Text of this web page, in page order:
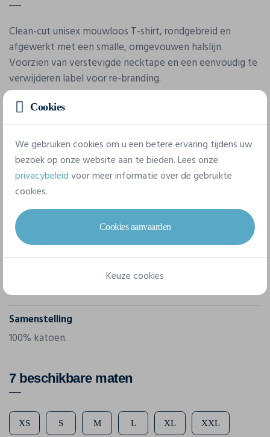
Clean-cut unisex mouwloos T-shirt, rondgebreid en
afgewerkt met een smalle, omgevouwen halslijn.
Voorzien van verstevigde necktape en een eenvoudig te
verwijderen label voor re-branding.
Eigenschappen
Merk
Clique
029368
Samenstelling
100% katoen.
7 beschikbare maten
XS S M L XL XXL
Cookies
We gebruiken cookies om u een betere ervaring tijdens uw
bezoek op onze website aan te bieden. Lees onze
privacybeleidvoor meer informatie over de gebruikte
cookies.
Cookies aanvaarden
Keuze cookies